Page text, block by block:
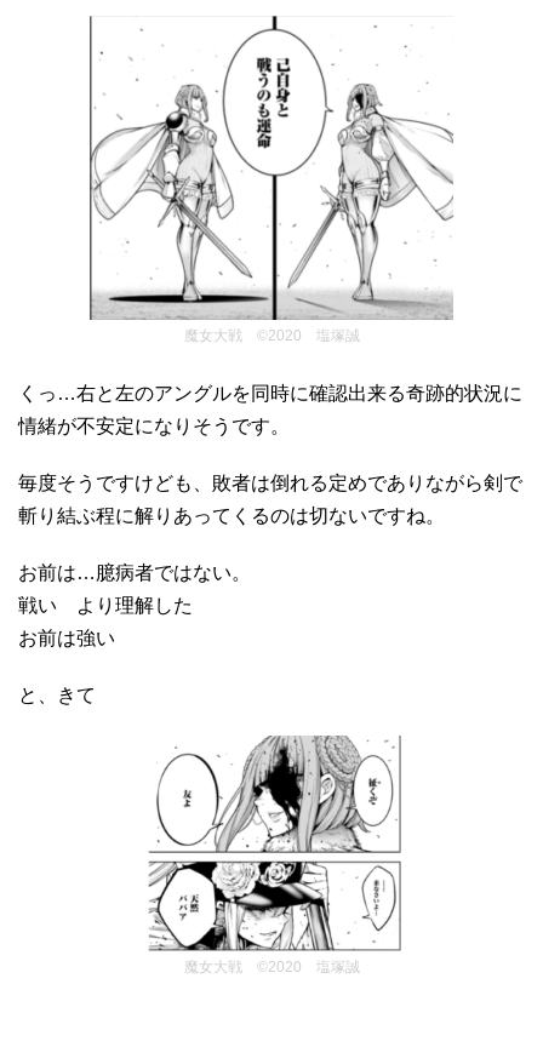
魔女大戦 ©2020 塩塚誠
くっ…右と左のアングルを同時に確認出来る奇跡的状況に
情緒が不安定になりそうです。
毎度そうですけども、敗者は倒れる定めでありながら剣で
斬り結ぶ程に解りあってくるのは切ないですね。
お前は…臆病者ではない。
戦い より理解した
お前は強い
と、きて
魔女大戦 ©2020 塩塚誠